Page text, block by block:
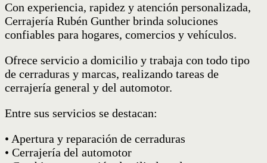
Con experiencia, rapidez y atención personalizada,
Cerrajería Rubén Gunther brinda soluciones
confiables para hogares, comercios y vehículos.
Ofrece servicio a domicilio y trabaja con todo tipo
de cerraduras y marcas, realizando tareas de
cerrajería general y del automotor.
Entre sus servicios se destacan:
• Apertura y reparación de cerraduras
• Cerrajería del automotor